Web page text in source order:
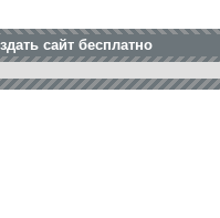
сайт бесплатно